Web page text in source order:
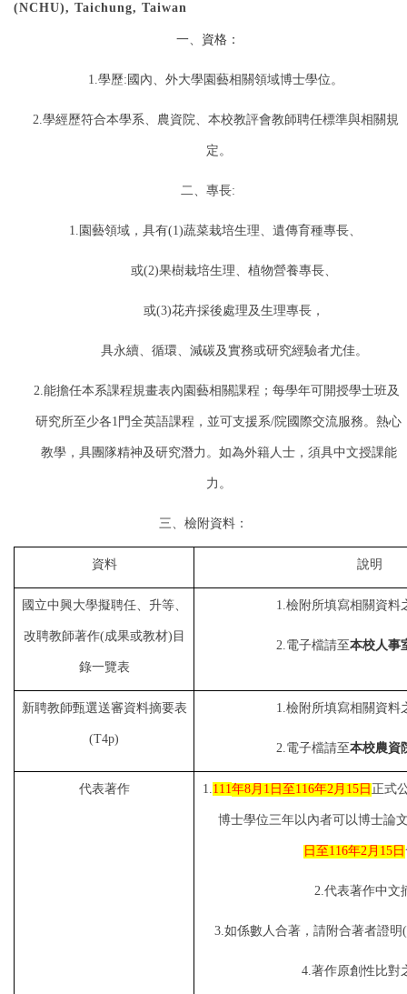
(NCHU), Taichung, Taiwan
一、 資格：
1.學歷: 國內、外大學園藝相關領域博士學位。
2.學經歷符合本學系、農資院、本校教評會教師聘任標準與相關規
定。
二、專長:
1. 園藝領域，具有(1)蔬菜栽培生理、遺傳育種專長、
或(2)果樹栽培生理、植物營養專長、
或(3)花卉採後處理及生理專長，
具永續、循環、減碳及實務或研究經驗者尤佳。
2.能擔任本系課程規畫表內園藝相關課程；每學年可開授學士班及
研究所至少各1 門全英語課程，並可支援系/院國際交流服務。熱心
教學，具團隊精神及研究潛力。如為外籍人士，須具中文授課能
力。
三、檢附資料：
資料 說明
國立中興大學擬聘任、升等、
改聘教師著作(成果或教材) 目
錄一覽表
1.檢附所填寫相關資料
2.電子檔請至本校人事
新聘教師甄選送審資料摘要表
(T4p)
1.檢附所填寫相關資料
2.電子檔請至本校農資
代表著作 1.111年8月 1 日至 116年2月 15 日 正式
博士學位三年以內者可以博士論
日至 116年2月 15日
2.代表著作中文
3.如係數人合著，請附合著者證明(
4.著作原創性比對